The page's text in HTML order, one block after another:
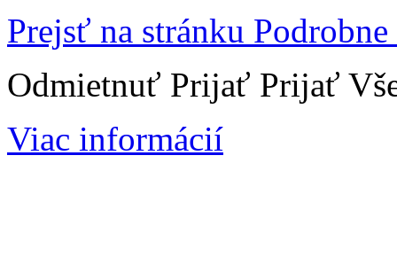
Prejsť na stránku
Odmietnuť Prijať Prijať
Viac informácií